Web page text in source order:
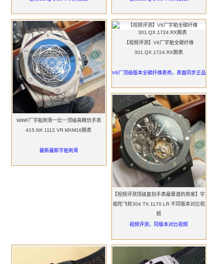
WWF厂宇舶刺青一比一顶级高精仿手表
415.NX.1112.VR.MXM16腕表
最新最新宇舶刺青
【视频评测】V6厂宇舶全碳纤维
301.QX.1724.RX腕表
V6厂顶级版本全碳纤维表壳，表面同步正品
【视频评测顶级复刻手表最靠谱的商家】宇
舶陀飞轮304.TX.1170.LR 不同版本对比视
频
视频评测，同版本对比视频